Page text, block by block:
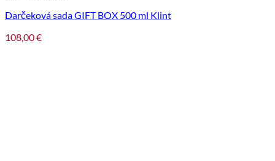
Darčeková sada GIFT BOX 500 ml Klint
108,00€